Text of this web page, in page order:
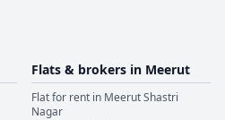
Flats & brokers in Meerut
Flat for rent in MeerutShastri
Nagar